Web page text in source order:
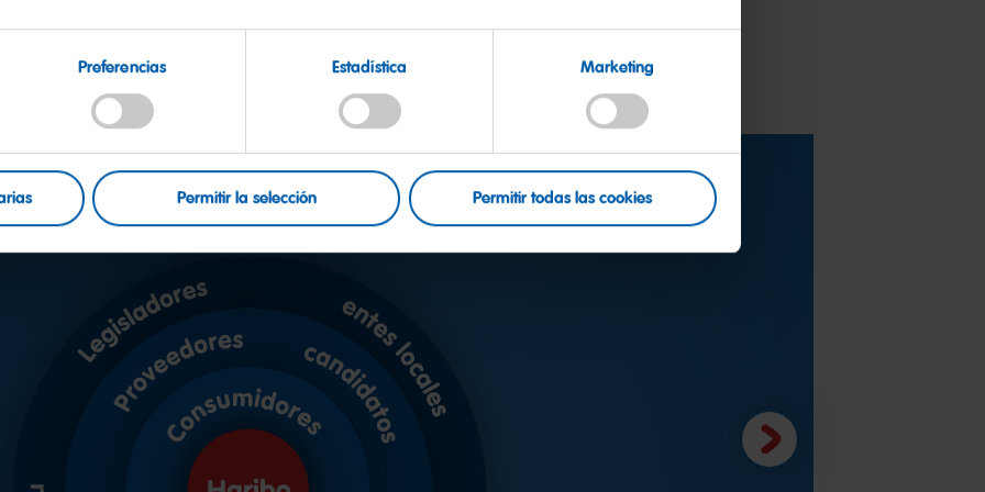
Preferencias Estadística Marketing
Permitir la selección Permitir todas las cookies
que los consumidores de todo el mundo elijan
HARIBO.
Siguiente
diapositiva